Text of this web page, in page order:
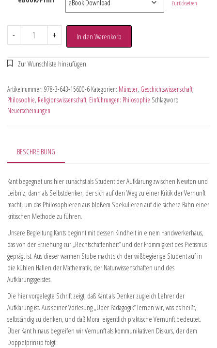
Zurücksetzen
- + In den Warenkorb
Artikelnummer: 978-3-643-15600-6 Kategorien: Münster, Geschichtswissenschaft,
Philosophie, Religionswissenschaft, Einführungen: Philosophie Schlagwort:
Neuerscheinungen
BESCHREIBUNG
Kant begegnet uns hier zunächst als Student der Aufklärung zwischen Newton und
Leibniz, dann als Selbstdenker, der sich auf den Weg zu einer Kritik der Vernunft
macht, um das Philosophieren aus bloßem Spekulieren auf die sichere Bahn einer
kritischen Methode zu führen.
Unsere Begleitung Kants beginnt mit dessen Kindheit in einem Handwerkerhaus,
das von der Erziehung zur „Rechtschaffenheit“ und der Frömmigkeit des Pietismus
geprägt ist. Aus dieser warmen Stube macht sich der wißbegierige Student auf in
die kühlen Hallen der Mathematik, der Naturwissenschaften und des
Aufklärungsgeistes.
Die hier vorgelegte Schrift zeigt, daß Kant als Denker zugleich Lehrer der
Aufklärung ist. Aus seiner Vorlesung „Über Pädagogik“ lernen wir, was es heißt,
selbständig zu denken, und daß Moral eigentlich praktische Vernunft bedeutet.
Über Kant hinaus begreifen wir Vernunft als kommunikativen Diskurs, der dem
Doppelprinzip folgt: